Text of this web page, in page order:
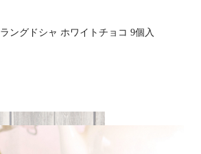
ラングドシャ ホワイトチョコ 9個入